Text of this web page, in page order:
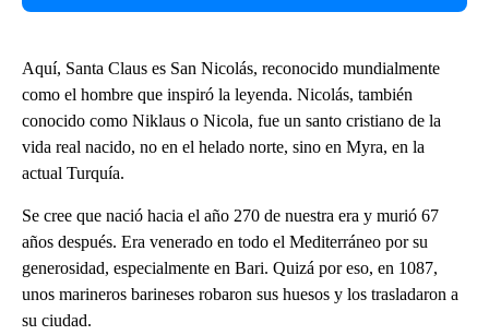
Aquí, Santa Claus es San Nicolás, reconocido mundialmente
como el hombre que inspiró la leyenda. Nicolás, también
conocido como Niklaus o Nicola, fue un santo cristiano de la
vida real nacido, no en el helado norte, sino en Myra, en la
actual Turquía.
Se cree que nació hacia el año 270 de nuestra era y murió 67
años después. Era venerado en todo el Mediterráneo por su
generosidad, especialmente en Bari. Quizá por eso, en 1087,
unos marineros barineses robaron sus huesos y los trasladaron a
su ciudad.